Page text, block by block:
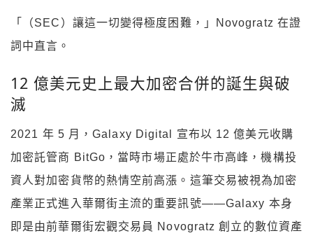
「（SEC）讓這一切變得極度困難，」Novogratz 在證
詞中直言。
12 億美元史上最大加密合併的誕生與破
滅
2021 年 5 月，Galaxy Digital 宣布以 12 億美元收購
加密託管商 BitGo，當時市場正處於牛市高峰，機構投
資人對加密貨幣的熱情空前高漲。這筆交易被視為加密
產業正式進入華爾街主流的重要訊號——Galaxy 本身
即是由前華爾街宏觀交易員 Novogratz 創立的數位資產